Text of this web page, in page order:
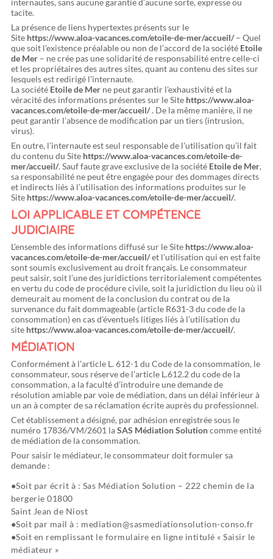
internautes, sans aucune garantie d’aucune sorte, expresse ou
tacite.
La présence de liens hypertextes présents sur le
Site https://www.aloa-vacances.com/etoile-de-mer/accueil/– Quel
que soit l’existence préalable ou non de l’accord de la société Etoile
de Mer– ne crée pas une solidarité de responsabilité entre celle-ci
et les propriétaires des autres sites, quant au contenu des sites sur
lesquels est redirigé l’internaute.
La société Etoile de Mer ne peut garantir l’exhaustivité et la
véracité des informations présentes sur le Site https://www.aloa-
vacances.com/etoile-de-mer/accueil/. De la même manière, il ne
peut garantir l’absence de modification par un tiers (intrusion,
virus).
En outre, l’internaute est seul responsable de l’utilisation qu’il fait
du contenu du Site https://www.aloa-vacances.com/etoile-de-
mer/accueil/. Sauf faute grave exclusive de la société Etoile de Mer,
sa responsabilité ne peut être engagée pour des dommages directs
et indirects liés à l’utilisation des informations produites sur le
Site https://www.aloa-vacances.com/etoile-de-mer/accueil/.
LOI APPLICABLE ET COMPÉTENCE
JUDICIAIRE
L’ensemble des informations diffusé sur le Site https://www.aloa-
vacances.com/etoile-de-mer/accueil/et l’utilisation qui en est faite
sont soumis exclusivement au droit français. Le consommateur
peut saisir, soit l’une des juridictions territorialement compétentes
en vertu du code de procédure civile, soit la juridiction du lieu où il
demeurait au moment de la conclusion du contrat ou de la
survenance du fait dommageable (article R631-3 du code de la
consommation) en cas d’éventuels litiges liés à l’utilisation du
site https://www.aloa-vacances.com/etoile-de-mer/accueil/.
MÉDIATION
Conformément à l’article L. 612-1 du Code de la consommation, le
consommateur, sous réserve de l’article L.612.2 du code de la
consommation, a la faculté d’introduire une demande de
résolution amiable par voie de médiation, dans un délai inférieur à
un an à compter de sa réclamation écrite auprès du professionnel.
Cet établissement a désigné, par adhésion enregistrée sous le
numéro 17836/VM/2601 laSAS Médiation Solutioncomme entité
de médiation de la consommation.
Pour saisir le médiateur, le consommateur doit formuler sa
demande :
Soit par écrit à : Sas Médiation Solution – 222 chemin de la
bergerie 01800
Saint Jean de Niost
Soit par mail à : mediation@sasmediationsolution-conso.fr
Soit en remplissant le formulaire en ligne intitulé « Saisir le
médiateur »